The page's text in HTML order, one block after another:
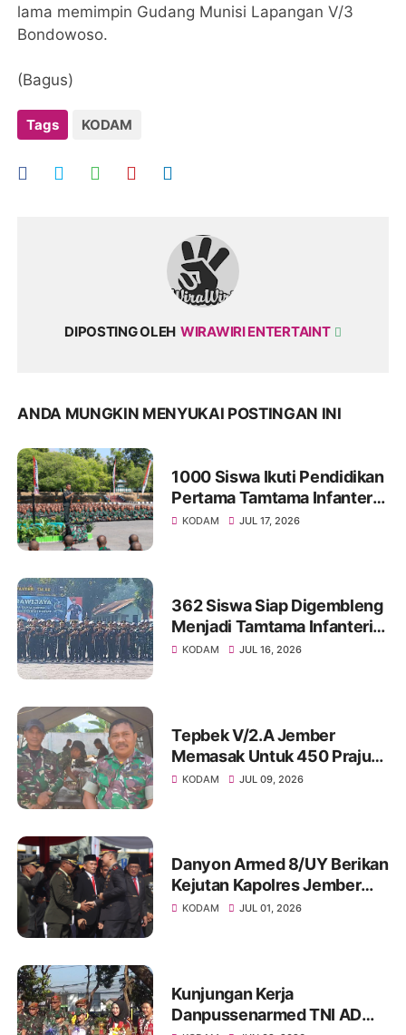
lama memimpin Gudang Munisi Lapangan V/3
Bondowoso.
(Bagus)
Tags KODAM
DIPOSTING OLEH WIRAWIRI ENTERTAINT
ANDA MUNGKIN MENYUKAI POSTINGAN INI
1000 Siswa Ikuti Pendidikan
Pertama Tamtama Infanteri
TNI AD Gel.II TA 2026
KODAM JUL 17, 2026
362 Siswa Siap Digembleng
Menjadi Tamtama Infanteri
Baru di Secaba Jember
KODAM JUL 16, 2026
Tepbek V/2.A Jember
Memasak Untuk 450 Prajurit
Yonif TP/TW Bondowoso
KODAM JUL 09, 2026
Danyon Armed 8/UY Berikan
Kejutan Kapolres Jember
Pada HUT Bhayangkara ke-
KODAM JUL 01, 2026
Kunjungan Kerja
Danpussenarmed TNI AD